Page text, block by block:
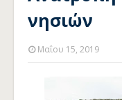
νησιών
Μαΐου 15, 2019